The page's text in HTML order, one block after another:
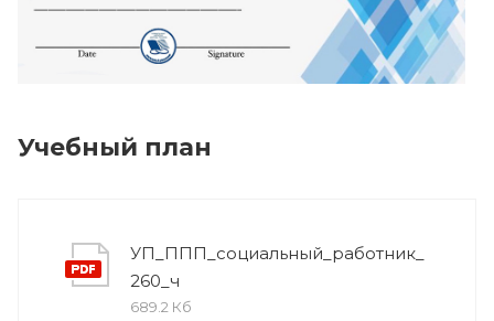
Учебный план
УП_ППП_социальный_работник_
260_ч
689.2 Кб